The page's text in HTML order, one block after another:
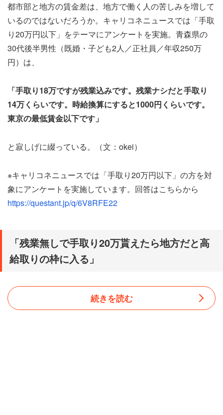
都市部と地方の賃金差は、地方で働く人の苦しみを増して
いるのではないだろうか。キャリコネニュースでは「手取
り20万円以下」をテーマにアンケートを実施。青森県の
30代後半男性（既婚・子ども2人／正社員／年収250万
円）は、
「手取り18万ですが残業込みです。残業ナシだと手取り
14万くらいです。時給換算にすると1000円くらいです。
東京の最低賃金以下です」
と寂しげに綴っている。（文：okei）
※キャリコネニュースでは「手取り20万円以下」の方を対
象にアンケートを実施しています。回答はこちらから
https://questant.jp/q/6V8RFE22
「残業無しで手取り20万貰えたら地方だと高
給取りの枠に入る」
続きを読む